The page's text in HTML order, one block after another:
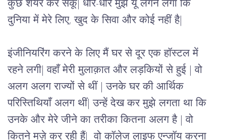
कुछ शेयर कर सकूं धीरे-धीरे मुझे यूँ लगने लगा कि
दुनिया में मेरे लिए, खुद के सिवा और कोई नहीं है|
इंजीनियरिंग करने के लिए मैं घर से दूर एक हॉस्टल में
रहने लगी वहाँ मेरी मुलाक़ात और लड़कियों से हुई
वो
अलग अलग राज्यों से थीं | उनके घर की आर्थिक
परिस्तिथियाँ अलग थीं उन्हें देख कर मुझे लगता था कि
उनके और मेरे जीने का तरीका कितना अलग है
वो
कितने मज़े कर रही हैं| वो कॉलेज लाइफ एन्जॉय करना